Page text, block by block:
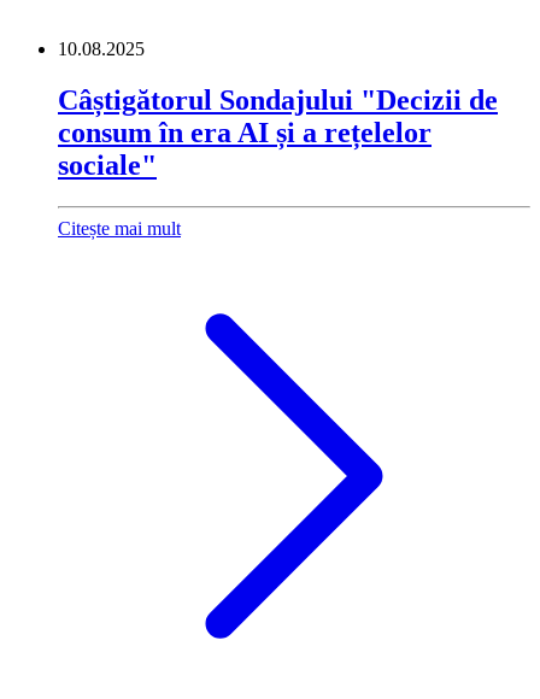
10.08.2025
Câștigătorul Sondajului "Decizii de
consum în era AI și a rețelelor
sociale"
Citește mai mult